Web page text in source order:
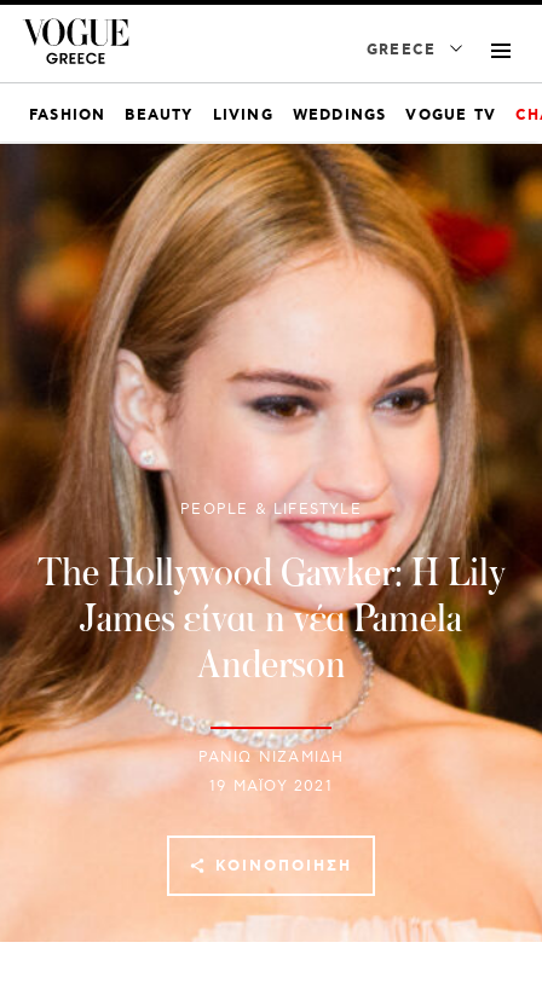
GREECE
FASHION BEAUTY LIVING WEDDINGS VOGUE TV
PEOPLE & LIFESTYLE
The Hollywood Gawker: H Lily
James είναι η νέα Pamela
Anderson
ΡΑΝΙΏ ΝΙΖΑΜΊΔΗ
19 ΜΑΪ́ΟΥ 2021
ΚΟΙΝΟΠΟΊΗΣΗ